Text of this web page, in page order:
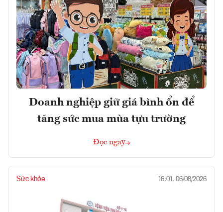
Doanh nghiệp giữ giá bình ổn để
tăng sức mua mùa tựu trường
Đọc ngay
Sức khỏe 16:01, 06/08/2026